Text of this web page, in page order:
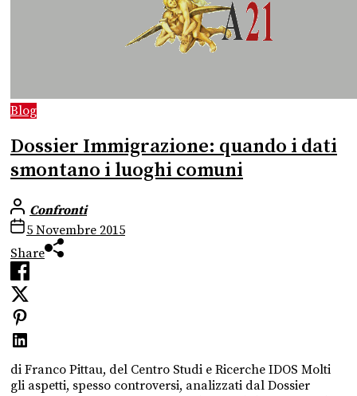
Blog
Dossier Immigrazione: quando i dati
smontano i luoghi comuni
Confronti
5 Novembre 2015
Share
di Franco Pittau, del Centro Studi e Ricerche IDOS Molti
gli aspetti, spesso controversi, analizzati dal Dossier